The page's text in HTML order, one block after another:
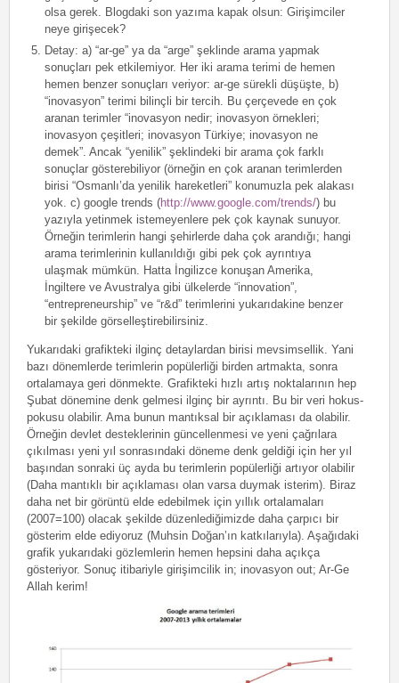
olsa gerek. Blogdaki son yazıma kapak olsun: Girişimciler
neye girişecek?
Detay: a) “ar-ge” ya da “arge” şeklinde arama yapmak
sonuçları pek etkilemiyor. Her iki arama terimi de hemen
hemen benzer sonuçları veriyor: ar-ge sürekli düşüşte, b)
“inovasyon” terimi bilinçli bir tercih. Bu çerçevede en çok
aranan terimler “inovasyon nedir; inovasyon örnekleri;
inovasyon çeşitleri; inovasyon Türkiye; inovasyon ne
demek”. Ancak “yenilik” şeklindeki bir arama çok farklı
sonuçlar gösterebiliyor (örneğin en çok aranan terimlerden
birisi “Osmanlı’da yenilik hareketleri” konumuzla pek alakası
yok. c) google trends (http://www.google.com/trends/) bu
yazıyla yetinmek istemeyenlere pek çok kaynak sunuyor.
Örneğin terimlerin hangi şehirlerde daha çok arandığı; hangi
arama terimlerinin kullanıldığı gibi pek çok ayrıntıya
ulaşmak mümkün. Hatta İngilizce konuşan Amerika,
İngiltere ve Avustralya gibi ülkelerde “innovation”,
“entrepreneurship” ve “r&d” terimlerini yukarıdakine benzer
bir şekilde görselleştirebilirsiniz.
Yukarıdaki grafikteki ilginç detaylardan birisi mevsimsellik. Yani
bazı dönemlerde terimlerin popülerliği birden artmakta, sonra
ortalamaya geri dönmekte. Grafikteki hızlı artış noktalarının hep
Şubat dönemine denk gelmesi ilginç bir ayrıntı. Bu bir veri hokus-
pokusu olabilir. Ama bunun mantıksal bir açıklaması da olabilir.
Örneğin devlet desteklerinin güncellenmesi ve yeni çağrılara
çıkılması yeni yıl sonrasındaki döneme denk geldiği için her yıl
başından sonraki üç ayda bu terimlerin popülerliği artıyor olabilir
(Daha mantıklı bir açıklaması olan varsa duymak isterim). Biraz
daha net bir görüntü elde edebilmek için yıllık ortalamaları
(2007=100) olacak şekilde düzenlediğimizde daha çarpıcı bir
gösterim elde ediyoruz (Muhsin Doğan’ın katkılarıyla). Aşağıdaki
grafik yukarıdaki gözlemlerin hemen hepsini daha açıkça
gösteriyor. Sonuç itibariyle girişimcilik in; inovasyon out; Ar-Ge
Allah kerim!